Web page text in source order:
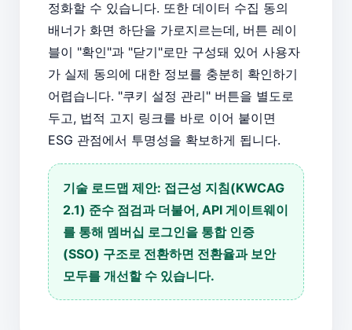
정화할 수 있습니다. 또한 데이터 수집 동의
배너가 화면 하단을 가로지르는데, 버튼 레이
블이 "확인"과 "닫기"로만 구성돼 있어 사용자
가 실제 동의에 대한 정보를 충분히 확인하기
어렵습니다. "쿠키 설정 관리" 버튼을 별도로
두고, 법적 고지 링크를 바로 이어 붙이면
ESG 관점에서 투명성을 확보하게 됩니다.
기술 로드맵 제안: 접근성 지침(KWCAG
2.1) 준수 점검과 더불어, API 게이트웨이
를 통해 멤버십 로그인을 통합 인증
(SSO) 구조로 전환하면 전환율과 보안
모두를 개선할 수 있습니다.